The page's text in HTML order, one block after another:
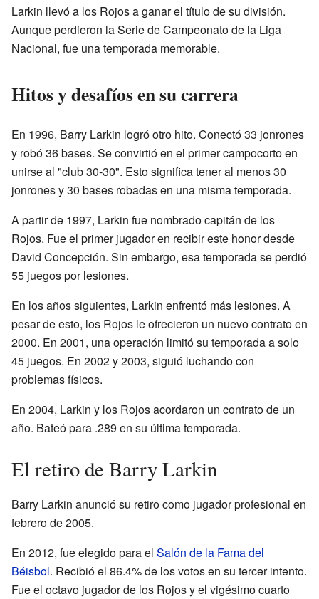
Larkin llevó a los Rojos a ganar el título de su división.
Aunque perdieron la Serie de Campeonato de la Liga
Nacional, fue una temporada memorable.
Hitos y desafíos en su carrera
En 1996, Barry Larkin logró otro hito. Conectó 33 jonrones
y robó 36 bases. Se convirtió en el primer campocorto en
unirse al "club 30-30". Esto significa tener al menos 30
jonrones y 30 bases robadas en una misma temporada.
A partir de 1997, Larkin fue nombrado capitán de los
Rojos. Fue el primer jugador en recibir este honor desde
David Concepción. Sin embargo, esa temporada se perdió
55 juegos por lesiones.
En los años siguientes, Larkin enfrentó más lesiones. A
pesar de esto, los Rojos le ofrecieron un nuevo contrato en
2000. En 2001, una operación limitó su temporada a solo
45 juegos. En 2002 y 2003, siguió luchando con
problemas físicos.
En 2004, Larkin y los Rojos acordaron un contrato de un
año. Bateó para .289 en su última temporada.
El retiro de Barry Larkin
Barry Larkin anunció su retiro como jugador profesional en
febrero de 2005.
En 2012, fue elegido para el Salón de la Fama del
Béisbol. Recibió el 86.4% de los votos en su tercer intento.
Fue el octavo jugador de los Rojos y el vigésimo cuarto